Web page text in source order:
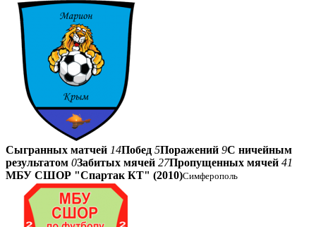
Сыгранных матчей 14Побед 5Поражений 9С ничейным
результатом 0Забитых мячей 27Пропущенных мячей 41
МБУ СШОР "Спартак КТ" (2010)Симферополь